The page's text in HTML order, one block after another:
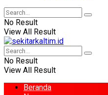
No Result
View All Result
No Result
View All Result
Beranda